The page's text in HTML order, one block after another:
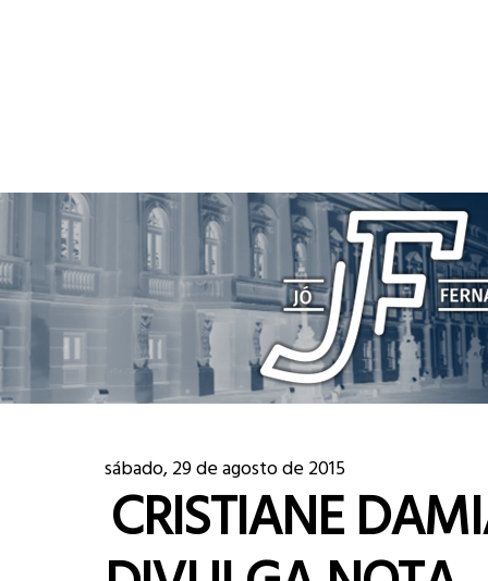
sábado, 29 de agosto de 2015
CRISTIANE